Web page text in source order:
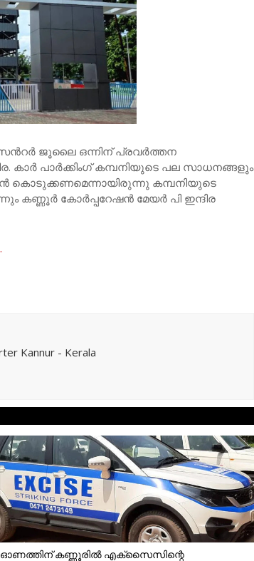
സെന്‍റര്‍ ജൂലൈ ഒന്നിന് പ്രവർത്തന
കാർ പാർക്കിംഗ് കമ്പനിയുടെ പല സാധനങ്ങളും
കമ്പനിയുടെ
കണ്ണൂർ കോർപ്പറേഷൻ മേയർ പി ഇന്ദിര
Kannur - Kerala
ഓണത്തിന് കണ്ണൂരില്‍ എക്സൈസിന്റെ